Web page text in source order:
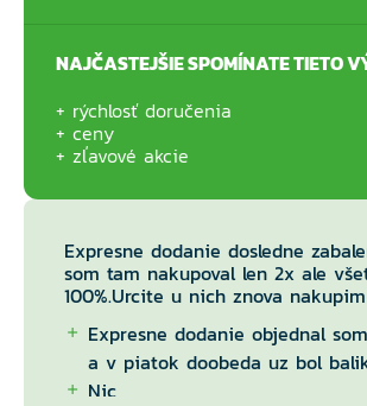
NAJČASTEJŠIE SPOMÍNATE TIETO
rýchlosť doručenia
ceny
zľavové akcie
Expresne dodanie dosledne
som tam nakupoval len 2x ale
100%.Urcite u nich znova nakupim
Expresne dodanie objednal
a v piatok doobeda uz bol
Nic